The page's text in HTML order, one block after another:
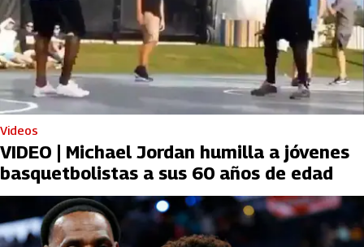
Videos
VIDEO | Michael Jordan humilla a jóvenes
basquetbolistas a sus 60 años de edad